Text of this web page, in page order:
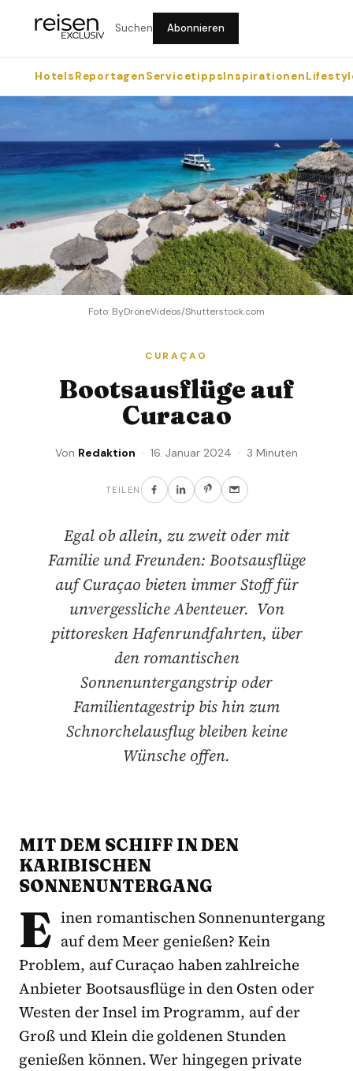
Suchen Abonnieren
HotelsReportagenServicetippsInspirationen
Foto: ByDroneVideos/Shutterstock.com
CURAÇAO
Bootsausflüge auf
Curacao
Von Redaktion · 16. Januar 2024 · 3 Minuten
TEILEN
Egal ob allein, zu zweit oder mit
Familie und Freunden: Bootsausflüge
auf Curaçao bieten immer Stoff für
unvergessliche Abenteuer. Von
pittoresken Hafenrundfahrten, über
den romantischen
Sonnenuntergangstrip oder
Familientagestrip bis hin zum
Schnorchelausflug bleiben keine
Wünsche offen.
MIT DEM SCHIFF IN DEN
KARIBISCHEN
SONNENUNTERGANG
E inen romantischen Sonnenuntergang
auf dem Meer genießen? Kein
Problem, auf Curaçao haben zahlreiche
Anbieter Bootsausflüge in den Osten oder
Westen der Insel im Programm, auf der
Groß und Klein die goldenen Stunden
genießen können. Wer hingegen private